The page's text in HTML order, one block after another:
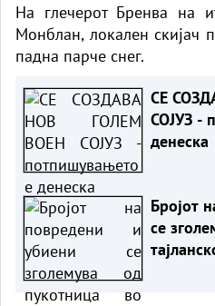
На глечерот Бренва на
Монблан, локален скијач
падна парче снег.
СЕ
СОЈУЗ -
денеска
Бројот
се